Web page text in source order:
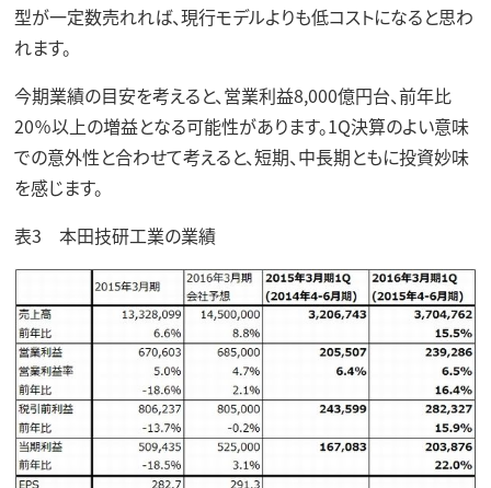
型が一定数売れれば、現行モデルよりも低コストになると思わ
れます。
今期業績の目安を考えると、営業利益8,000億円台、前年比
20％以上の増益となる可能性があります。1Q決算のよい意味
での意外性と合わせて考えると、短期、中長期ともに投資妙味
を感じます。
表3 本田技研工業の業績